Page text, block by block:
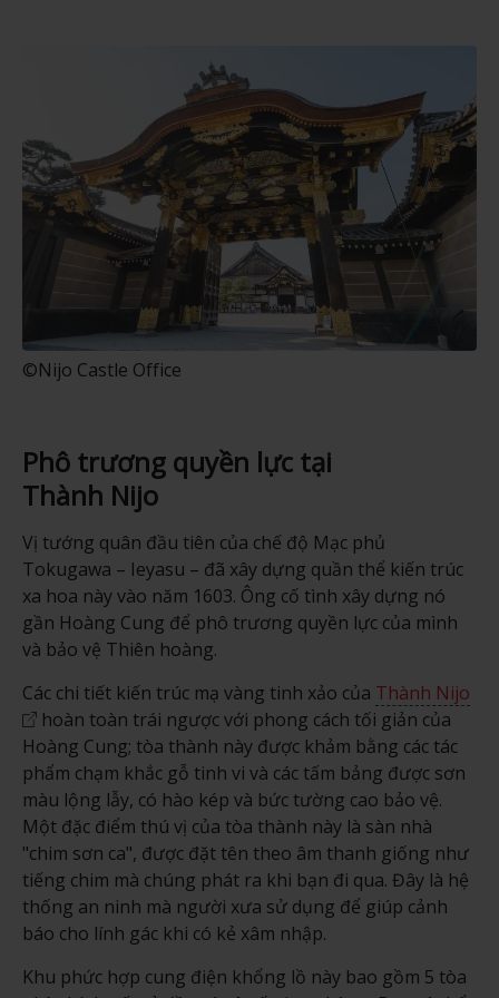
©Nijo Castle Office
Phô trương quyền lực tại
Thành Nijo
Vị tướng quân đầu tiên của chế độ Mạc phủ
Tokugawa – Ieyasu – đã xây dựng quần thể kiến trúc
xa hoa này vào năm 1603. Ông cố tình xây dựng nó
gần Hoàng Cung để phô trương quyền lực của mình
và bảo vệ Thiên hoàng.
Các chi tiết kiến trúc mạ vàng tinh xảo của Thành Nijo
hoàn toàn trái ngược với phong cách tối giản của
Hoàng Cung; tòa thành này được khảm bằng các tác
phẩm chạm khắc gỗ tinh vi và các tấm bảng được sơn
màu lộng lẫy, có hào kép và bức tường cao bảo vệ.
Một đặc điểm thú vị của tòa thành này là sàn nhà
"chim sơn ca", được đặt tên theo âm thanh giống như
tiếng chim mà chúng phát ra khi bạn đi qua. Đây là hệ
thống an ninh mà người xưa sử dụng để giúp cảnh
báo cho lính gác khi có kẻ xâm nhập.
Khu phức hợp cung điện khổng lồ này bao gồm 5 tòa